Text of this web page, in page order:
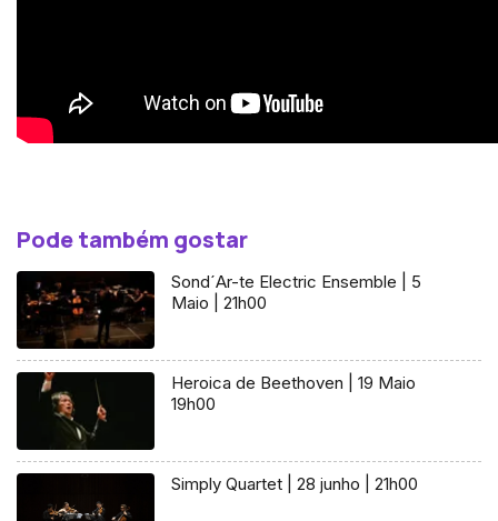
Pode também gostar
Sond´Ar-te Electric Ensemble | 5
Maio | 21h00
Heroica de Beethoven | 19 Maio
19h00
Simply Quartet | 28 junho | 21h00